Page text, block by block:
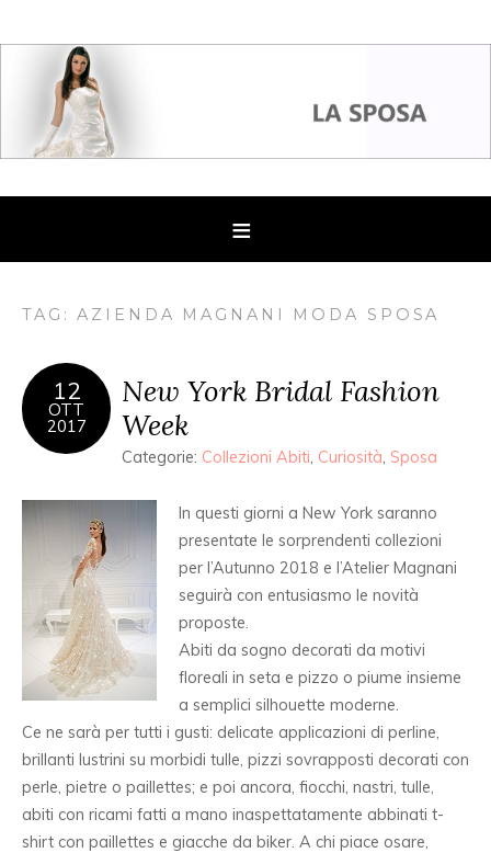
TAG: AZIENDA MAGNANI MODA SPOSA
12
OTT
2017
New York Bridal Fashion
Week
Categorie: Collezioni Abiti Curiosità Sposa
In questi giorni a New York saranno
presentate le sorprendenti collezioni
per l’Autunno 2018 e l’Atelier Magnani
seguirà con entusiasmo le novità
proposte.
Abiti da sogno decorati da motivi
floreali in seta e pizzo o piume insieme
a semplici silhouette moderne.
Ce ne sarà per tutti i gusti: delicate applicazioni di perline,
brillanti lustrini su morbidi tulle, pizzi sovrapposti decorati con
perle, pietre o paillettes; e poi ancora, fiocchi, nastri, tulle,
abiti con ricami fatti a mano inaspettatamente abbinati t-
shirt con paillettes e giacche da biker. A chi piace osare,